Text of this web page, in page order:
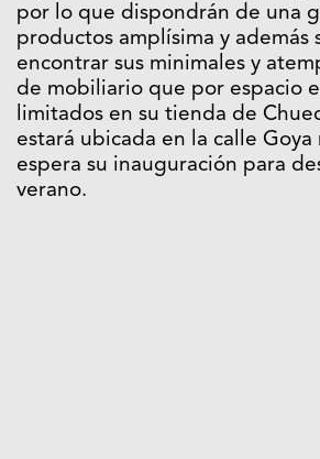
por lo que dispondrán de una
productos amplísima y además
encontrar sus minimales y
de mobiliario que por espacio
limitados en su tienda de
estará ubicada en la calle Goya
espera su inauguración para
verano.